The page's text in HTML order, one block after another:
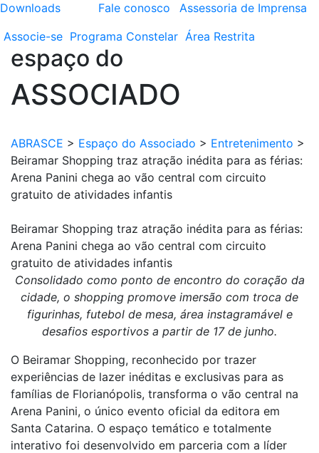
Downloads
Fale conosco
Assessoria de Imprensa
Associe-se Programa Constelar Área Restrita
espaço do
ASSOCIADO
ABRASCE > Espaço do Associado > Entretenimento >
Beiramar Shopping traz atração inédita para as férias:
Arena Panini chega ao vão central com circuito
gratuito de atividades infantis
Beiramar Shopping traz atração inédita para as férias:
Arena Panini chega ao vão central com circuito
gratuito de atividades infantis
Consolidado como ponto de encontro do coração da
cidade, o shopping promove imersão com troca de
figurinhas, futebol de mesa, área instagramável e
desafios esportivos a partir de 17 de junho.
O Beiramar Shopping, reconhecido por trazer
experiências de lazer inéditas e exclusivas para as
famílias de Florianópolis, transforma o vão central na
Arena Panini, o único evento oficial da editora em
Santa Catarina. O espaço temático e totalmente
interativo foi desenvolvido em parceria com a líder